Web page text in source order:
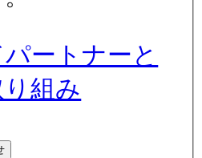
ートナーと
組み